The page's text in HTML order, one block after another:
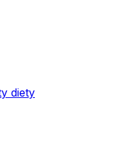
diety